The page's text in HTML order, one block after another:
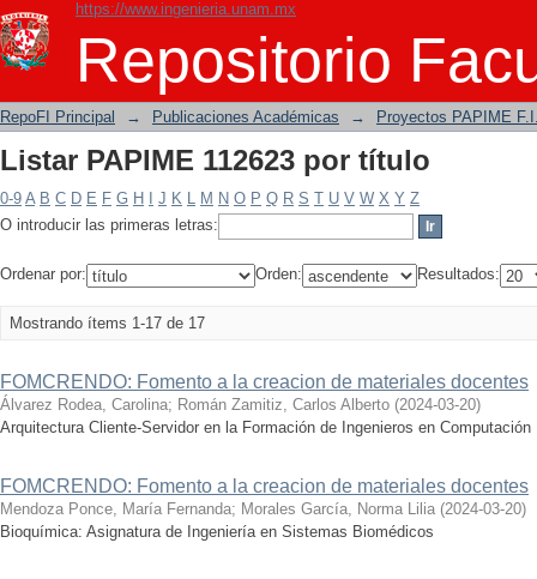
https://www.ingenieria.unam.mx
Repositorio
Listar PAPIME 112623 por título
RepoFI Principal → Publicaciones Académicas → Proyectos PAPIME
Listar PAPIME 112623 por título
0-9 A B C D E F G H J K L M N O P Q R S T U V W X Y Z
O introducir las primeras letras:
Ordenar por: Orden: Resultados:
Mostrando ítems 1-17 de 17
FOMCRENDO: Fomento a la creacion de materiales docentes
Álvarez Rodea, Carolina; Román Zamitiz, Carlos Alberto (2024-03-20)
Arquitectura Cliente-Servidor en la Formación de Ingenieros en Computación
FOMCRENDO: Fomento a la creacion de materiales docentes
Mendoza Ponce, María Fernanda; Morales García, Norma Lilia (2024-03-20)
Bioquímica: Asignatura de Ingeniería en Sistemas Biomédicos